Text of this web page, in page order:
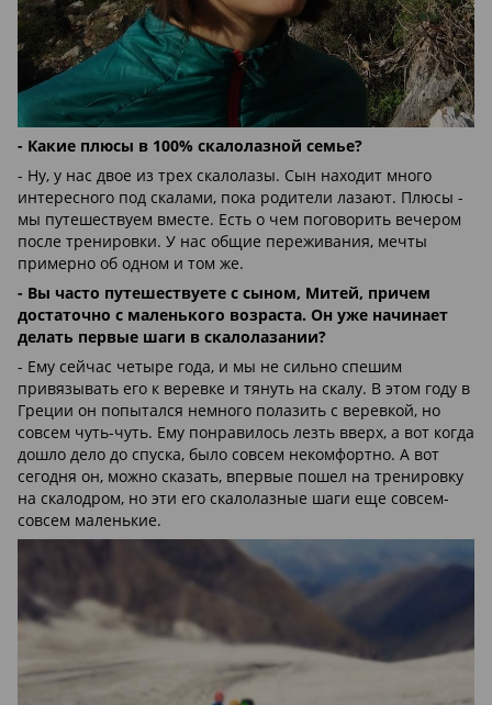
- Какие плюсы в 100% скалолазной семье?
- Ну, у нас двое из трех скалолазы. Сын находит много
интересного под скалами, пока родители лазают. Плюсы -
мы путешествуем вместе. Есть о чем поговорить вечером
после тренировки. У нас общие переживания, мечты
примерно об одном и том же.
- Вы часто путешествуете с сыном, Митей, причем
достаточно с маленького возраста. Он уже начинает
делать первые шаги в скалолазании?
- Ему сейчас четыре года, и мы не сильно спешим
привязывать его к веревке и тянуть на скалу. В этом году в
Греции он попытался немного полазить с веревкой, но
совсем чуть-чуть. Ему понравилось лезть вверх, а вот когда
дошло дело до спуска, было совсем некомфортно. А вот
сегодня он, можно сказать, впервые пошел на тренировку
на скалодром, но эти его скалолазные шаги еще совсем-
совсем маленькие.